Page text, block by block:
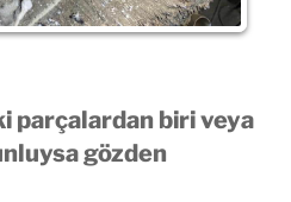
parçalardan biri veya
gözden